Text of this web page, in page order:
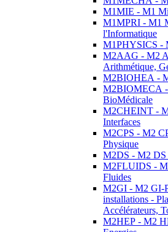
M1MIE - M1
M1MPRI - M1
l'Informatique
M1PHYSICS -
M2AAG - M2
Arithmétique,
M2BIOHEA -
M2BIOMECA
BioMédicale
M2CHEINT -
Interfaces
M2CPS - M2
Physique
M2DS - M2 DS
M2FLUIDS -
Fluides
M2GI - M2 GI-
installations -
Accélérateurs,
M2HEP - M2